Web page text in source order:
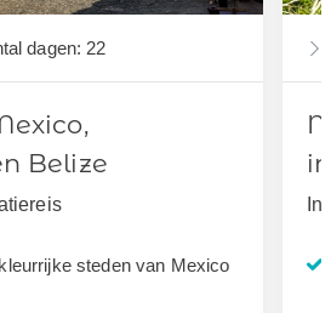
dagen: 22
Belize
steden van Mexico